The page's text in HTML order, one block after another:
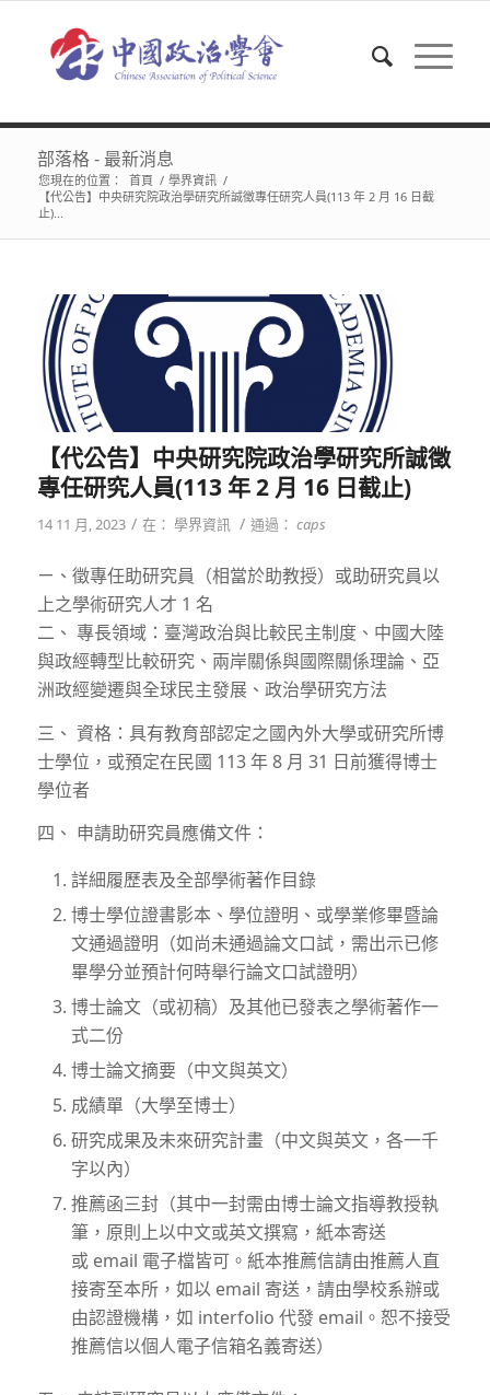
部落格 - 最新消息
您現在的位置： 首頁 / 學界資訊 /
【代公告】中央研究院政治學研究所誠徵專任研究人員(113 年 2 月 16 日截
止)...
【代公告】中央研究院政治學研究所誠徵
專任研究人員(113 年 2 月 16 日截止)
14 11 月, 2023 / 在： 學界資訊 / 通過： caps
ㄧ、徵專任助研究員（相當於助教授）或助研究員以
上之學術研究人才 1 名
二、 專長領域：臺灣政治與比較民主制度、中國大陸
與政經轉型比較研究、兩岸關係與國際關係理論、亞
洲政經變遷與全球民主發展、政治學研究方法
三、 資格：具有教育部認定之國內外大學或研究所博
士學位，或預定在民國 113 年 8 月 31 日前獲得博士
學位者
四、 申請助研究員應備文件：
詳細履歷表及全部學術著作目錄
博士學位證書影本、學位證明、或學業修畢暨論
文通過證明（如尚未通過論文口試，需出示已修
畢學分並預計何時舉行論文口試證明）
博士論文（或初稿）及其他已發表之學術著作一
式二份
博士論文摘要（中文與英文）
成績單（大學至博士）
研究成果及未來研究計畫（中文與英文，各一千
字以內）
推薦函三封（其中一封需由博士論文指導教授執
筆，原則上以中文或英文撰寫，紙本寄送
或 email 電子檔皆可。紙本推薦信請由推薦人直
接寄至本所，如以 email 寄送，請由學校系辦或
由認證機構，如 interfolio 代發 email。恕不接受
推薦信以個人電子信箱名義寄送）